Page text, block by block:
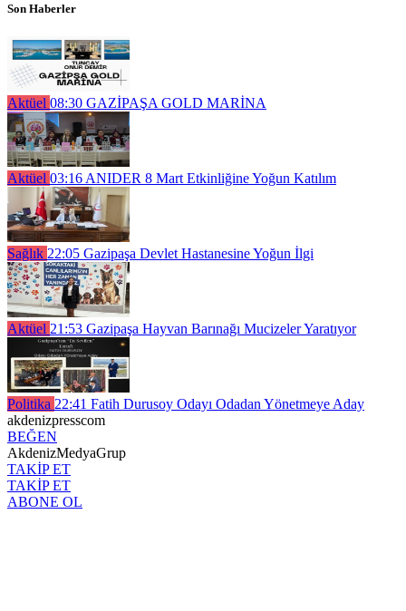
Son Haberler
Aktüel 08:30 GAZİPAŞA GOLD MARİNA
Aktüel 03:16 ANIDER 8 Mart Etkinliğine Yoğun Katılım
Sağlık 22:05 Gazipaşa Devlet Hastanesine Yoğun İlgi
Aktüel 21:53 Gazipaşa Hayvan Barınağı Mucizeler Yaratıyor
Politika 22:41 Fatih Durusoy Odayı Odadan Yönetmeye Aday
akdenizpresscom
BEĞEN
AkdenizMedyaGrup
TAKİP ET
TAKİP ET
ABONE OL